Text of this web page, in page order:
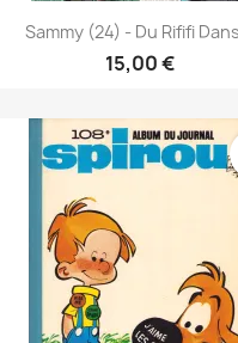
Sammy (24) - Du Rififi
15,00 €